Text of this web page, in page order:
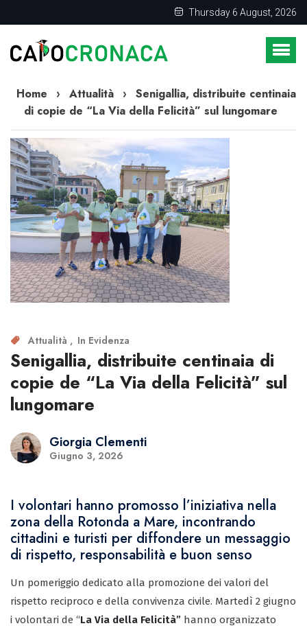
Thursday 6 August, 2026
Home › Attualità ›
Senigallia, distribuite centinaia
di copie de “La Via della Felicità” sul lungomare
Attualità In Evidenza
Senigallia, distribuite centinaia di
copie de “La Via della Felicità” sul
lungomare
Giorgia Clementi
Giugno 3, 2026
I volontari hanno promosso l’iniziativa nella
zona della Rotonda a Mare, incontrando
cittadini e turisti per diffondere un messaggio
di rispetto, responsabilità e buon senso
Un pomeriggio dedicato alla promozione dei valori del
rispetto reciproco e della convivenza civile. Martedì 2 giugno
i volontari de “La Via della Felicità” hanno organizzato